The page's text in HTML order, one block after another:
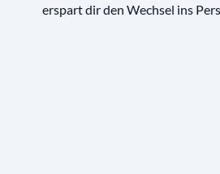
erspart dir den Wechsel ins